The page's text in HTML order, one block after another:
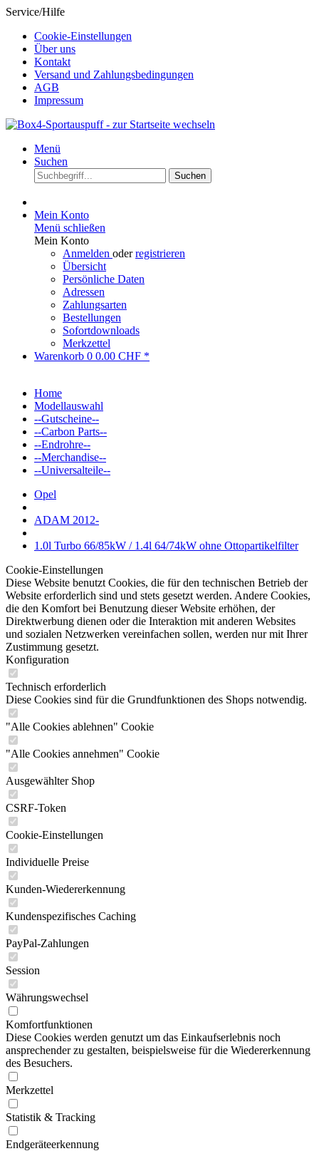
Service/Hilfe
Cookie-Einstellungen
Über uns
Kontakt
Versand und Zahlungsbedingungen
AGB
Impressum
Menü
Suchen
Suchen
Mein Konto
Menü schließen
Mein Konto
Anmelden oderregistrieren
Übersicht
Persönliche Daten
Adressen
Zahlungsarten
Bestellungen
Sofortdownloads
Merkzettel
Warenkorb 0 0.00 CHF *
Home
Modellauswahl
--Gutscheine--
--Carbon Parts--
--Endrohre--
--Merchandise--
--Universalteile--
Opel
ADAM 2012-
1.0l Turbo 66/85kW / 1.4l 64/74kW ohne Ottopartikelfilter
Cookie-Einstellungen
Diese Website benutzt Cookies, die für den technischen Betrieb der
Website erforderlich sind und stets gesetzt werden. Andere Cookies,
die den Komfort bei Benutzung dieser Website erhöhen, der
Direktwerbung dienen oder die Interaktion mit anderen Websites
und sozialen Netzwerken vereinfachen sollen, werden nur mit Ihrer
Zustimmung gesetzt.
Konfiguration
Technisch erforderlich
Diese Cookies sind für die Grundfunktionen des Shops notwendig.
"Alle Cookies ablehnen" Cookie
"Alle Cookies annehmen" Cookie
Ausgewählter Shop
CSRF-Token
Cookie-Einstellungen
Individuelle Preise
Kunden-Wiedererkennung
Kundenspezifisches Caching
PayPal-Zahlungen
Session
Währungswechsel
Komfortfunktionen
Diese Cookies werden genutzt um das Einkaufserlebnis noch
ansprechender zu gestalten, beispielsweise für die Wiedererkennung
des Besuchers.
Merkzettel
Statistik & Tracking
Endgeräteerkennung